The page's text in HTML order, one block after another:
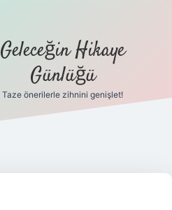
Geleceğin Hikaye
Günlüğü
Taze önerilerle zihnini genişlet!